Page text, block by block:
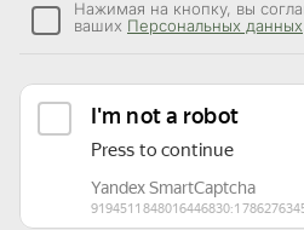
Нажимая на кнопку, вы
ваших Персональных данных